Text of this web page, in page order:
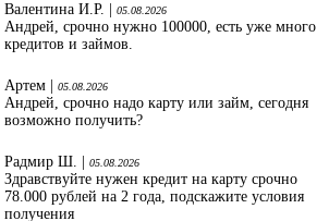
Валентина И.Р. | 05.08.2026
Андрей, срочно нужно 100000, есть уже много
кредитов и займов.
Артем | 05.08.2026
Андрей, срочно надо карту или займ, сегодня
возможно получить?
Радмир Ш. | 05.08.2026
Здравствуйте нужен кредит на карту срочно
78.000 рублей на 2 года, подскажите условия
получения